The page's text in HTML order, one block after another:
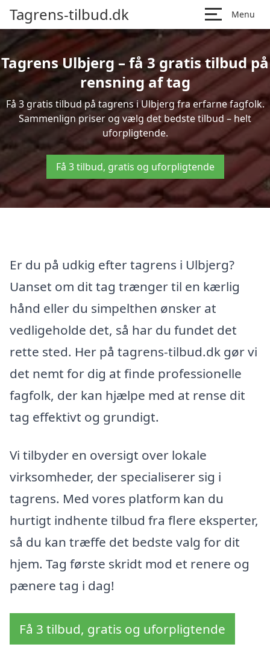
Tagrens-tilbud.dk Menu
Tagrens Ulbjerg – få 3 gratis tilbud på
rensning af tag
Få 3 gratis tilbud på tagrens i Ulbjerg fra erfarne fagfolk.
Sammenlign priser og vælg det bedste tilbud – helt
uforpligtende.
Få 3 tilbud, gratis og uforpligtende
Er du på udkig efter tagrens i Ulbjerg?
Uanset om dit tag trænger til en kærlig
hånd eller du simpelthen ønsker at
vedligeholde det, så har du fundet det
rette sted. Her på tagrens-tilbud.dk gør vi
det nemt for dig at finde professionelle
fagfolk, der kan hjælpe med at rense dit
tag effektivt og grundigt.
Vi tilbyder en oversigt over lokale
virksomheder, der specialiserer sig i
tagrens. Med vores platform kan du
hurtigt indhente tilbud fra flere eksperter,
så du kan træffe det bedste valg for dit
hjem. Tag første skridt mod et renere og
pænere tag i dag!
Få 3 tilbud, gratis og uforpligtende